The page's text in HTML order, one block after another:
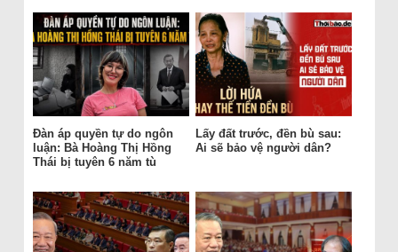
Đàn áp quyền tự do ngôn
luận: Bà Hoàng Thị Hồng
Thái bị tuyên 6 năm tù
Lấy đất trước, đền bù sau:
Ai sẽ bảo vệ người dân?